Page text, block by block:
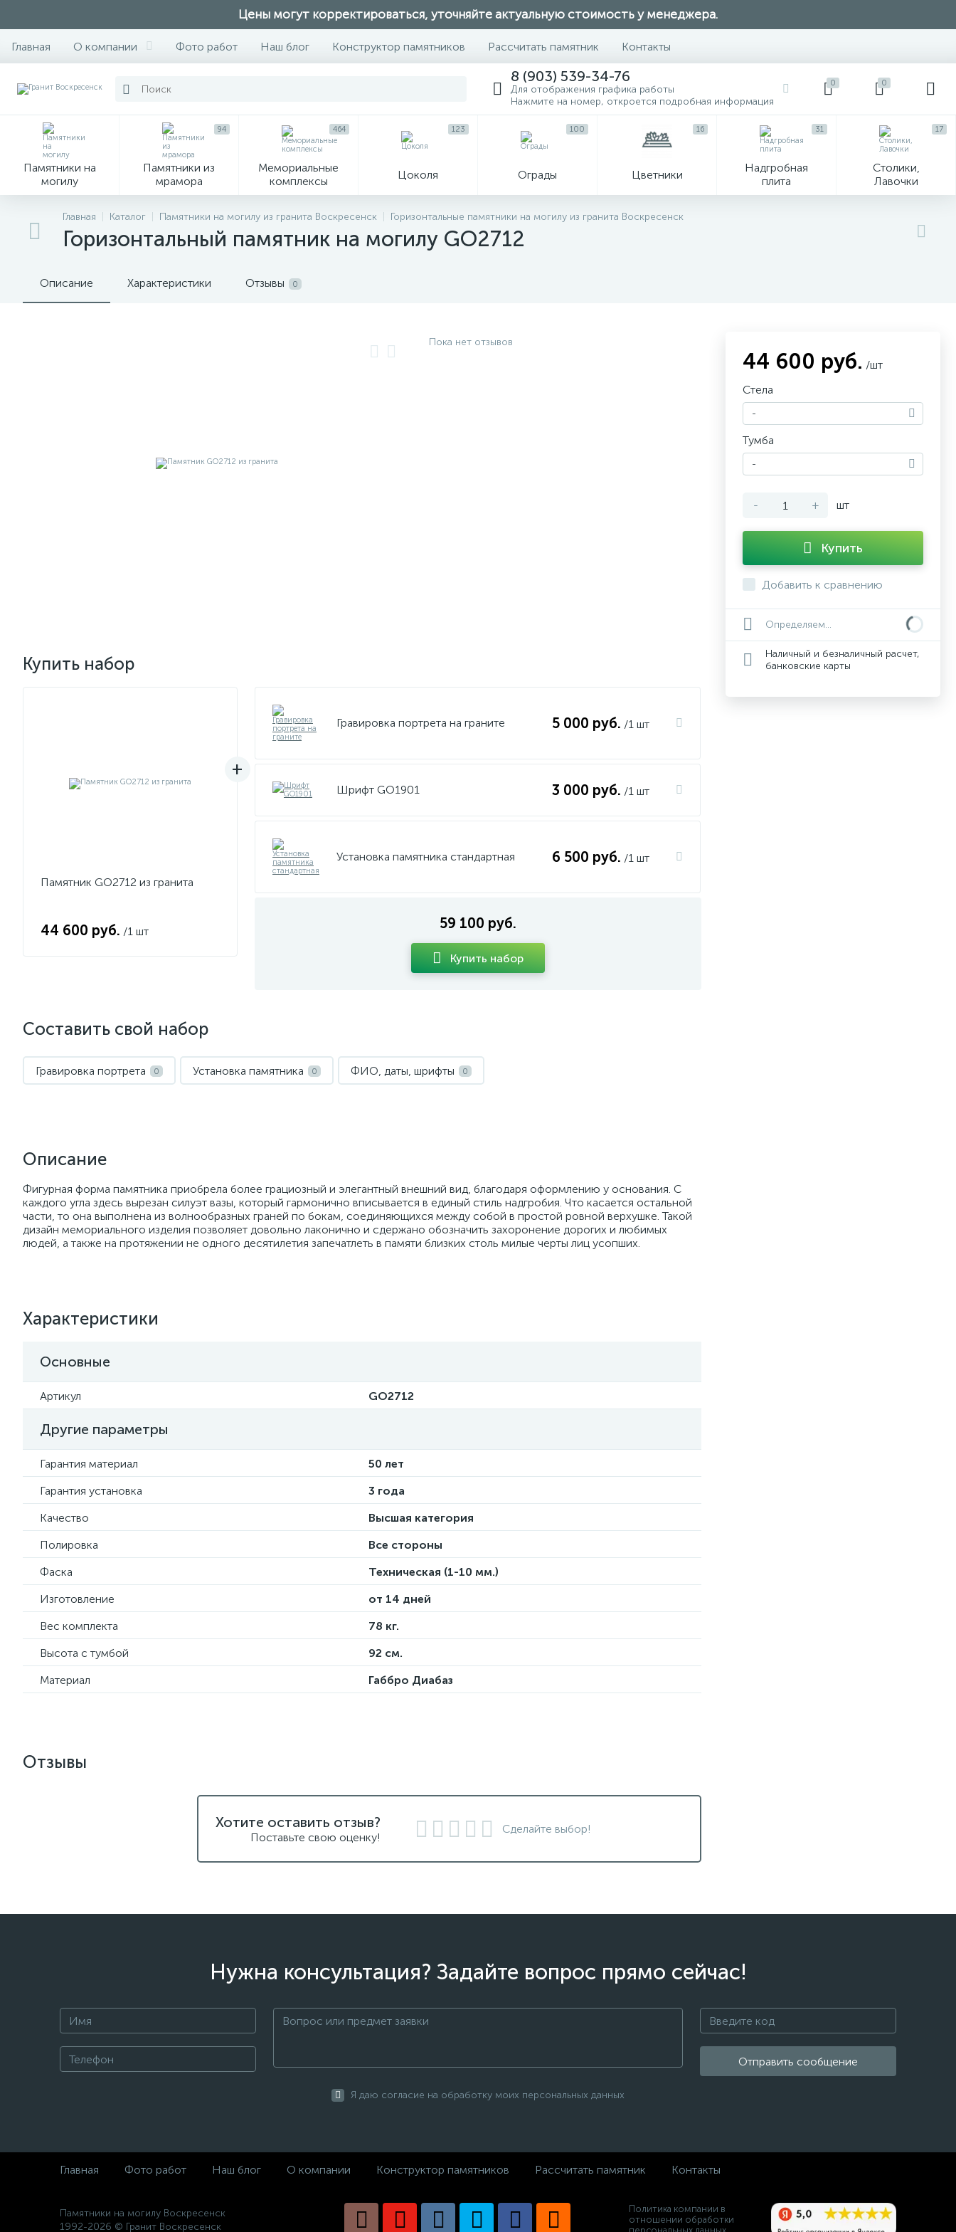
Цены могут корректироваться, уточняйте актуальную стоимость у менеджера.
Главная О компании Фото работ Наш блог Конструктор памятников Рассчитать памятник Контакты
8 (903) 539-34-76
Для отображения графика работы
Нажмите на номер, откроется подробная информация
0 0
Памятники на
могилу
Памятники из
мрамора
94
Мемориальные
комплексы
464
Цоколя
123
Ограды
100
Цветники
16
Надгробная
плита
31
Столики,
Лавочки
17
Главная Каталог Памятники на могилу из гранита Воскресенск Горизонтальные памятники на могилу из гранита Воскресенск
Горизонтальный памятник на могилу GO2712
Описание Характеристики Отзывы 0
Пока нет отзывов
Купить набор
Памятник GO2712 из гранита
44 600 руб. /1 шт
Гравировка портрета на граните 5 000 руб. /1 шт
Шрифт GO1901 3 000 руб. /1 шт
Установка памятника стандартная 6 500 руб. /1 шт
59 100 руб.
Купить набор
Составить свой набор
Гравировка портрета 0 Установка памятника 0 ФИО, даты, шрифты 0
Описание
Фигурная форма памятника приобрела более грациозный и элегантный внешний вид, благодаря оформлению у основания. С
каждого угла здесь вырезан силуэт вазы, который гармонично вписывается в единый стиль надгробия. Что касается остальной
части, то она выполнена из волнообразных граней по бокам, соединяющихся между собой в простой ровной верхушке. Такой
дизайн мемориального изделия позволяет довольно лаконично и сдержано обозначить захоронение дорогих и любимых
людей, а также на протяжении не одного десятилетия запечатлеть в памяти близких столь милые черты лиц усопших.
Характеристики
Основные
Артикул GO2712
Другие параметры
Гарантия материал
50 лет
Гарантия установка
3 года
Качество
Высшая категория
Полировка
Все стороны
Фаска
Техническая (1-10 мм.)
Изготовление
от 14 дней
Вес комплекта
78 кг.
Высота с тумбой
92 см.
Материал
Габбро Диабаз
44 600 руб. /шт
Стела
-
Тумба
-
- + шт
Купить
Добавить к сравнению
Определяем...
Наличный и безналичный расчет,
банковские карты
Отзывы
Хотите оставить отзыв?
Поставьте свою оценку!
Сделайте выбор!
Нужна консультация? Задайте вопрос прямо сейчас!
Отправить сообщение
Я даю согласие на обработку моих персональных данных
Главная Фото работ Наш блог О компании Конструктор памятников Рассчитать памятник Контакты
Памятники на могилу Воскресенск
1992-2026 © Гранит Воскресенск
Политика компании в
отношении обработки